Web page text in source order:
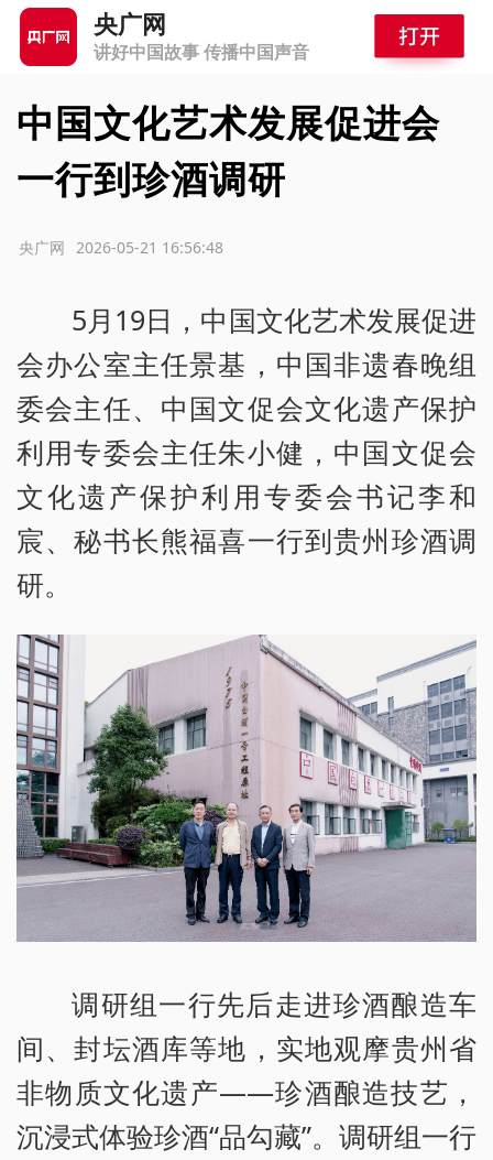
央广网
讲好中国故事 传播中国声音
中国文化艺术发展促进会
一行到珍酒调研
2026-05-21 16:56:48
央广网
5月19日，中国文化艺术发展促进
会办公室主任景基，中国非遗春晚组
委会主任、中国文促会文化遗产保护
利用专委会主任朱小健，中国文促会
文化遗产保护利用专委会书记李和
宸、秘书长熊福喜一行到贵州珍酒调
研。
调研组一行先后走进珍酒酿造车
间、封坛酒库等地，实地观摩贵州省
非物质文化遗产——珍酒酿造技艺，
沉浸式体验珍酒“品勾藏”。调研组一行